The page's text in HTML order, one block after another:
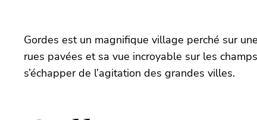
Gordes est un magnifique village perché sur
rues pavées et sa vue incroyable sur les
s’échapper de l’agitation des grandes villes.